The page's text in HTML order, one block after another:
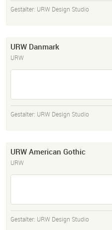
Gestalter: URW Design Studio
URW Danmark
URW
Gestalter: URW Design Studio
URW American Gothic
URW
Gestalter: URW Design Studio